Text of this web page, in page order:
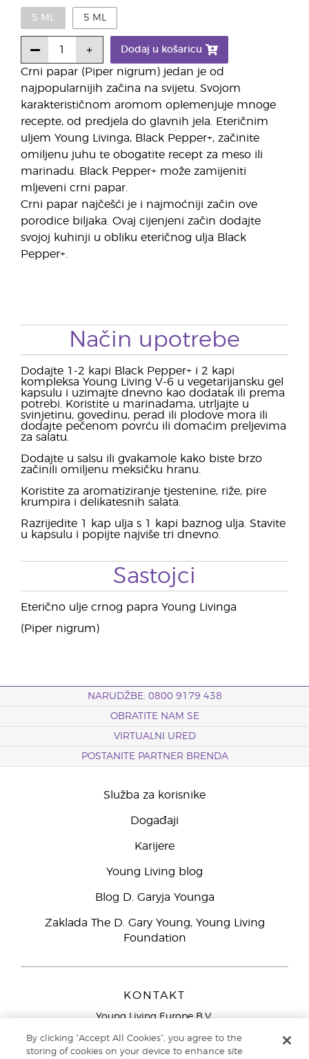
Crni papar (Piper nigrum) jedan je od
najpopularnijih začina na svijetu. Svojom
karakterističnom aromom oplemenjuje mnoge
recepte, od predjela do glavnih jela. Eteričnim
uljem Young Livinga, Black Pepper+, začinite
omiljenu juhu te obogatite recept za meso ili
marinadu. Black Pepper+ može zamijeniti
mljeveni crni papar.
Crni papar najčešći je i najmoćniji začin ove
porodice biljaka. Ovaj cijenjeni začin dodajte
svojoj kuhinji u obliku eteričnog ulja Black
Pepper+.
5 ML 5 ML
Dodaj u košaricu
Način upotrebe
Dodajte 1-2 kapi Black Pepper+ i 2 kapi
kompleksa Young Living V-6 u vegetarijansku gel
kapsulu i uzimajte dnevno kao dodatak ili prema
potrebi. Koristite u marinadama, utrljajte u
svinjetinu, govedinu, perad ili plodove mora ili
dodajte pečenom povrću ili domaćim preljevima
za salatu.
Dodajte u salsu ili gvakamole kako biste brzo
začinili omiljenu meksičku hranu.
Koristite za aromatiziranje tjestenine, riže, pire
krumpira i delikatesnih salata.
Razrijedite 1 kap ulja s 1 kapi baznog ulja. Stavite
u kapsulu i popijte najviše tri dnevno.
Sastojci
Eterično ulje crnog papra Young Livinga
(Piper nigrum)
NARUDŽBE: 0800 9179 438
OBRATITE NAM SE
VIRTUALNI URED
POSTANITE PARTNER BRENDA
Služba za korisnike
Događaji
Karijere
Young Living blog
Blog D. Garyja Younga
Zaklada The D. Gary Young, Young Living
Foundation
KONTAKT
Young Living Europe B.V.
9727 AJ Groningen
By clicking “Accept All Cookies”, you agree to the
storing of cookies on your device to enhance site